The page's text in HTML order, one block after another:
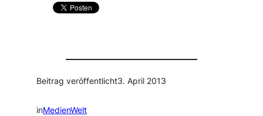
Beitrag veröffentlicht3. April 2013
inMedienWelt